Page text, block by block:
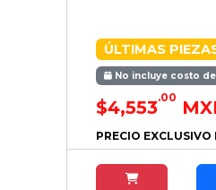
ÚLTIMAS
No incluye costo
$4,553.00
PRECIO EXCLUSIVO